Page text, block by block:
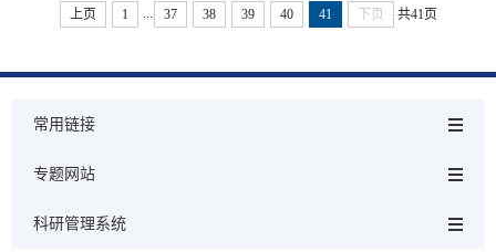
上页 1 37 38 39 40 41 下页 共41页
常用链接
专题网站
科研管理系统